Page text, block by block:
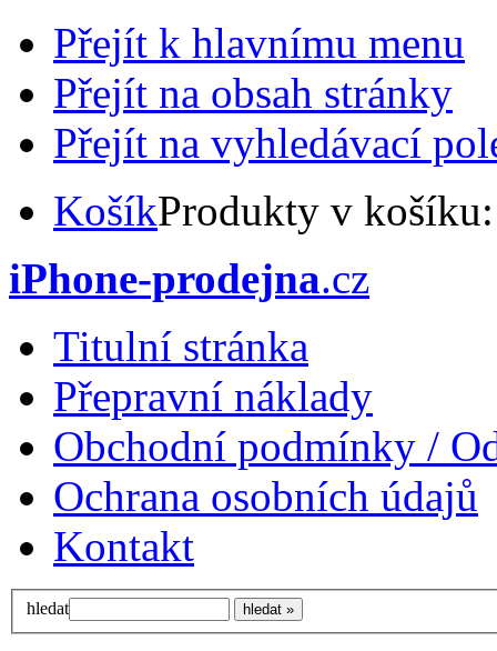
Přejít k hlavnímu menu
Přejít na obsah stránky
Přejít na vyhledávací
KošíkProdukty v
iPhone-prodejna.cz
Titulní stránka
Přepravní náklady
Obchodní podmínky /
Ochrana osobních údajů
Kontakt
hledat